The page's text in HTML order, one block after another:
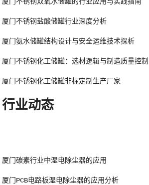
查看详情 →
厦门数控折弯机
厦门不锈钢双氧水储罐的行业应用与实践指南
厦门不锈钢盐酸储罐行业深度分析
厦门氨水储罐结构设计与安全运维技术探析
厦门不锈钢化工储罐：选材逻辑与制造质量控制
厦门不锈钢化工储罐非标定制生产厂家
行业动态
厦门碳素行业中湿电除尘器的应用
厦门PCB电路板湿电除尘器的应用分析